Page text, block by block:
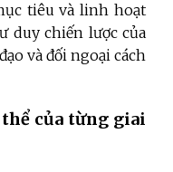
tiêu và linh hoạt
duy chiến lược của
và đối ngoại cách
của từng giai